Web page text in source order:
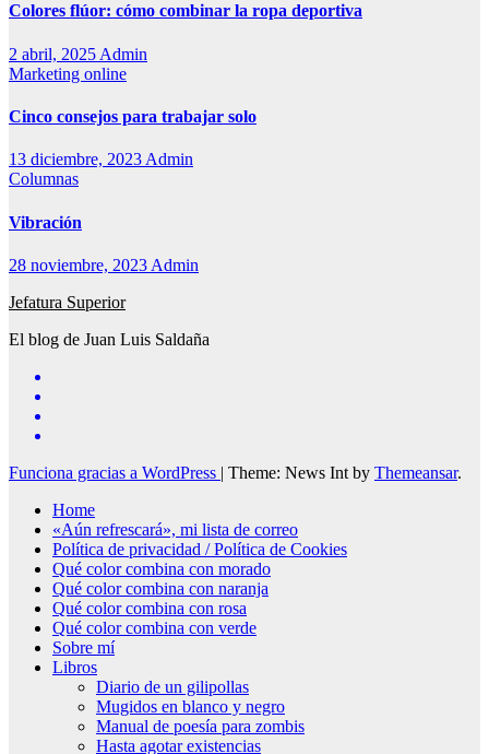
Colores flúor: cómo combinar la ropa deportiva
2 abril, 2025 Admin
Marketing online
Cinco consejos para trabajar solo
13 diciembre, 2023 Admin
Columnas
Vibración
28 noviembre, 2023 Admin
Jefatura Superior
El blog de Juan Luis Saldaña
Funciona gracias a WordPress | Theme: News Int by Themeansar.
Home
«Aún refrescará», mi lista de correo
Política de privacidad / Política de Cookies
Qué color combina con morado
Qué color combina con naranja
Qué color combina con rosa
Qué color combina con verde
Sobre mí
Libros
Diario de un gilipollas
Mugidos en blanco y negro
Manual de poesía para zombis
Hasta agotar existencias